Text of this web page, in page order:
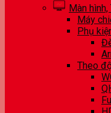
Màn
Máy
Phụ
Theo